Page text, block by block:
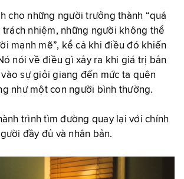
cho những người trưởng thành “quá
trách nhiệm, những người không thể
mạnh mẽ”, kể cả khi điều đó khiến
nói về điều gì xảy ra khi giá trị bản
sự giỏi giang đến mức ta quên
như một con người bình thường.
trình tìm đường quay lại với chính
đầy đủ và nhân bản.